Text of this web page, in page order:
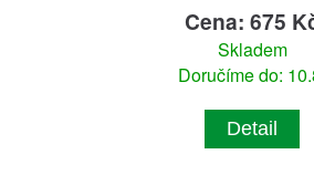
Cena: 675
Skladem
Doručíme do:
Detail